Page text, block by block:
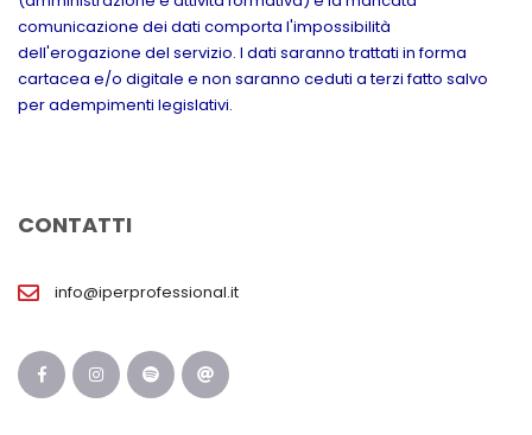
comunicazione dei dati comporta l'impossibilità
dell'erogazione del servizio. I dati saranno trattati in forma
cartacea e/o digitale e non saranno ceduti a terzi fatto salvo
per adempimenti legislativi.
CONTATTI
info@iperprofessional.it